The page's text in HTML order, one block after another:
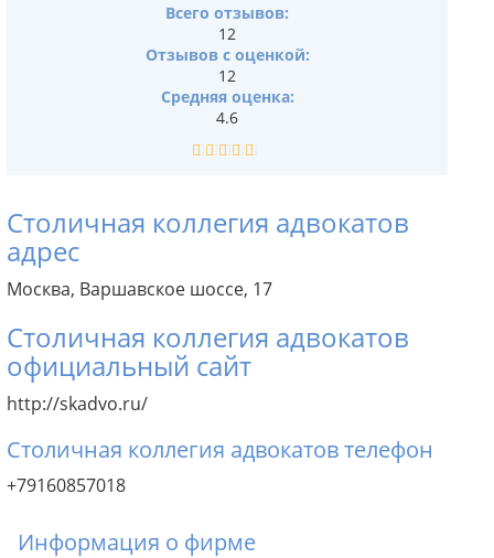
Столичная коллегия адвокатов
адрес
Москва, Варшавское шоссе, 17
Столичная коллегия адвокатов
официальный сайт
http://skadvo.ru/
Столичная коллегия адвокатов телефон
+79160857018
Всего отзывов:
12
Отзывов с оценкой:
12
Средняя оценка:
4.6
Информация о фирме